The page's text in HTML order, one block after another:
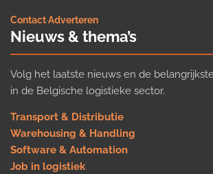
Contact·Adverteren
Nieuws & thema’s
Volg het laatste nieuws en de
in de Belgische logistieke sector.
Transport & Distributie
Warehousing & Handling
Software & Automation
Job in logistiek